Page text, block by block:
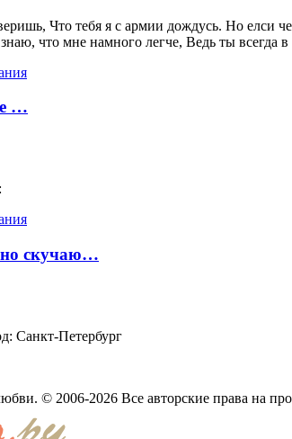
Что тебя я с армии дождусь. Но елси
что мне намного легче, Ведь ты
…
скучаю…
Санкт-Петербург
© 2006-2026 Все авторские права на